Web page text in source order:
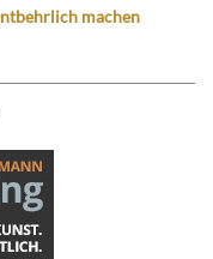
machen